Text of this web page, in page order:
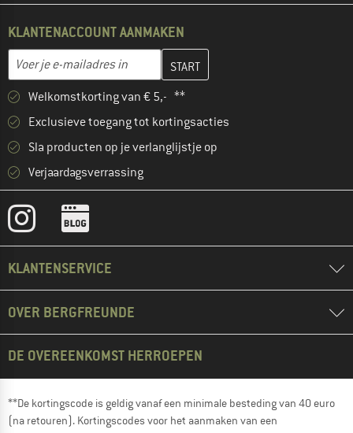
KLANTENACCOUNT AANMAKEN
E-mailadres
Vul je e-mailadres hier in en maak in de volgende stap je
Welkomstkorting van € 5,- **
Exclusieve toegang tot kortingsacties
Sla producten op je verlanglijstje op
Verjaardagsverrassing
KLANTENSERVICE
OVER BERGFREUNDE
DE OVEREENKOMST HERROEPEN
**De kortingscode is geldig vanaf een minimale besteding van 40 euro
(na retouren). Kortingscodes voor het aanmaken van een